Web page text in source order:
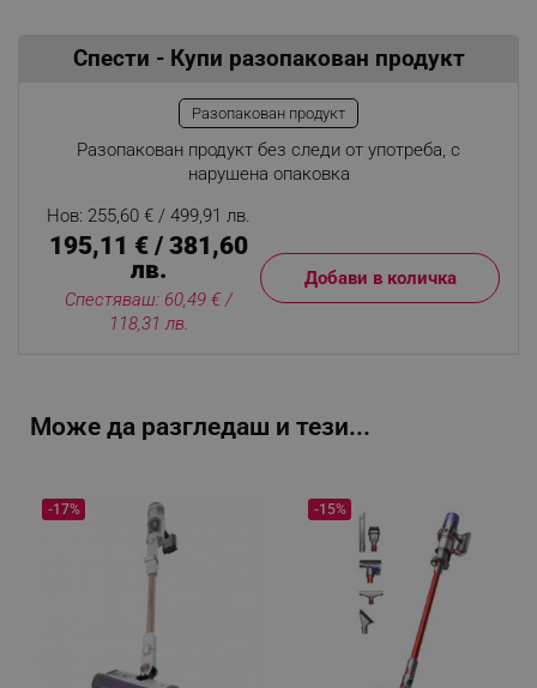
Спести - Купи разопакован продукт
Разопакован продукт
Разопакован продукт без следи от употреба, с
нарушена опаковка
Нов: 255,60 € / 499,91 лв.
195,11 € / 381,60
лв.
Спестяваш: 60,49 € /
118,31 лв.
Добави в количка
Може да разгледаш и тези...
-17% -15%